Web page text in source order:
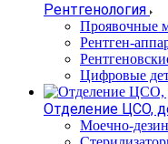
Рентгенология
Проявочные
Рентген-
Цифровые
Отделение ЦСО,
Моечно-